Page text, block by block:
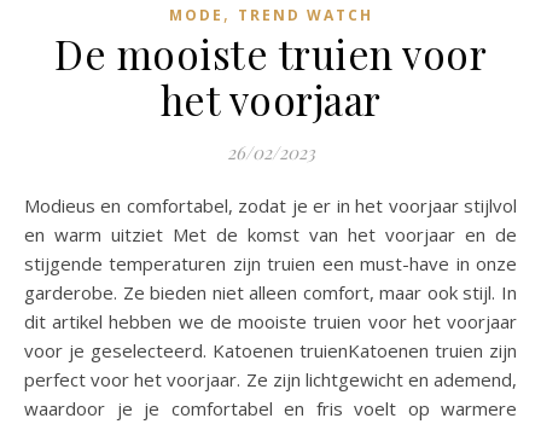
MODE , TREND WATCH
De mooiste truien voor
het voorjaar
26/02/2023
Modieus en comfortabel, zodat je er in het voorjaar stijlvol
en warm uitziet Met de komst van het voorjaar en de
stijgende temperaturen zijn truien een must-have in onze
garderobe. Ze bieden niet alleen comfort, maar ook stijl. In
dit artikel hebben we de mooiste truien voor het voorjaar
voor je geselecteerd. Katoenen truienKatoenen truien zijn
perfect voor het voorjaar. Ze zijn lichtgewicht en ademend,
waardoor je je comfortabel en fris voelt op warmere